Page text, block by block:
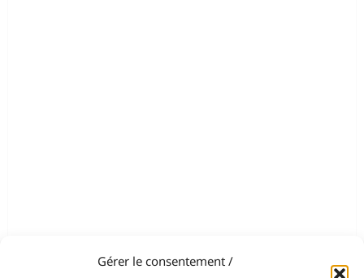
Gérer le consentement /